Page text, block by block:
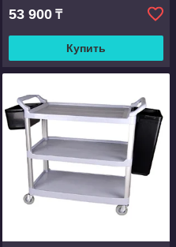
53 900 ₸
Купить